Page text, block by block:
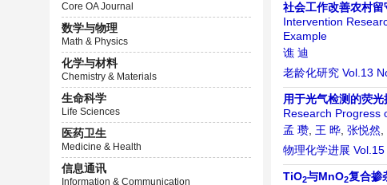
Core OA Journal
数学与物理
Math & Physics
化学与材料
Chemistry & Materials
生命科学
Life Sciences
医药卫生
Medicine & Health
信息通讯
Information & Communication
社会工作改善农村
Intervention
Example
谯 迪
老龄化研究 Vol.13
用于光气检测的荧
Research Progress
孟 瓒, 王 晔, 张悦然
物理化学进展
TiO2与MnO2复合掺